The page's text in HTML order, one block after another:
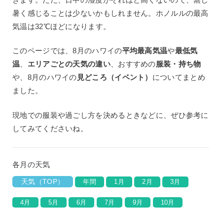
暑く感じることは少ないかもしれません。ホノルルの最高
気温は32℃ほどになります。
このページでは、8月のハワイの平均最高気温や最低気
温
エリアごとの天気の違い、おすすめの服装・持ち物
や、8月のハワイの 見どころ（イベント） についてまとめ
ました。
現地での服装や過ごし方を決めるときなどに、ぜひ参考に
してみてくださいね。
各月の天気
天気（TOP） 年間 1月 2月 3月
4月 5月 6月 7月 9月 10月